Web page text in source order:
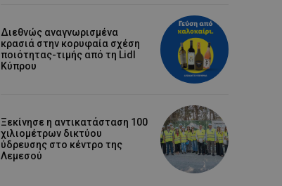
Διεθνώς αναγνωρισμένα
κρασιά στην κορυφαία σχέση
ποιότητας-τιμής από τη Lidl
Κύπρου
Ξεκίνησε η αντικατάσταση 100
χιλιομέτρων δικτύου
ύδρευσης στο κέντρο της
Λεμεσού